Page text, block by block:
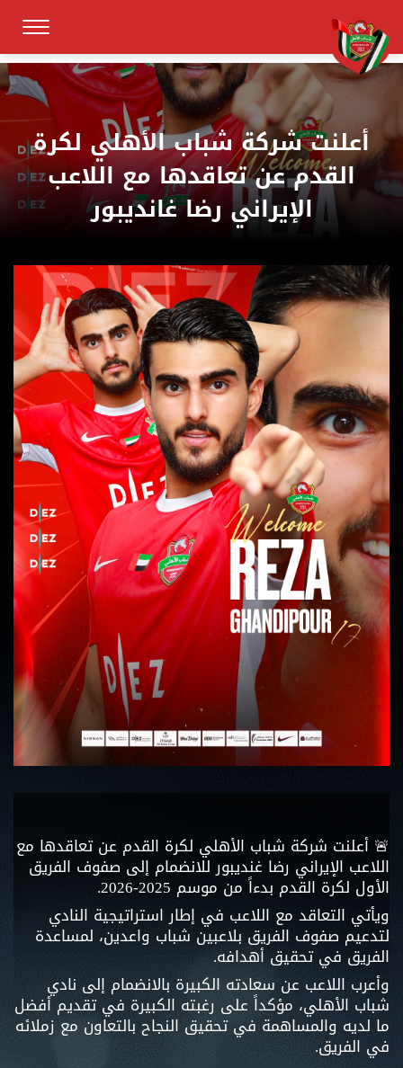
أعلنت شركة شباب الأهلي لكرة
القدم عن تعاقدها مع اللاعب
الإيراني رضا غانديبور
🚨 أعلنت شركة شباب الأهلي لكرة القدم عن تعاقدها مع
اللاعب الإيراني رضا غنديبور للانضمام إلى صفوف الفريق
الأول لكرة القدم بدءاً من موسم 2025-2026.
ويأتي التعاقد مع اللاعب في إطار استراتيجية النادي
لتدعيم صفوف الفريق بلاعبين شباب واعدين، لمساعدة
الفريق في تحقيق أهدافه.
وأعرب اللاعب عن سعادته الكبيرة بالانضمام إلى نادي
شباب الأهلي، مؤكداً على رغبته الكبيرة في تقديم أفضل
ما لديه والمساهمة في تحقيق النجاح بالتعاون مع زملائه
في الفريق.